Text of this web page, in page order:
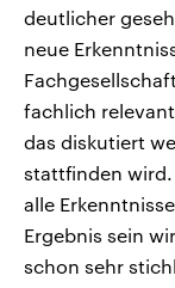
deutlicher
neue
fachlich
das diskutiert
stattfinden
alle
Ergebnis sein
schon sehr